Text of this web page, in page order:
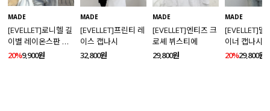
MADE
[EVELLET]로니헬 길
이별 레이온스판 끈
나시
20%9,900원
MADE
[EVELLET]프린티 레
이스 캡나시
32,800원
MADE
[EVELLET]엔티즈 크
로셰 뷔스티에
29,800원
MADE
[EVELLET]델
이너 캡나시
20%29,800원